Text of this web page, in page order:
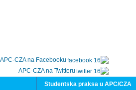
APC-CZA na Facebooku
APC-CZA na Twitteru
Studentska praksa u APC/CZA